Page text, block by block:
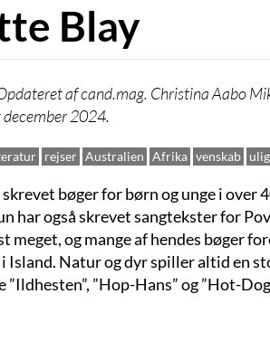
Blay
af cand.mag. Christina Aabo
2024.
rejser Australien Afrika venskab
bøger for børn og unge i over
har også skrevet sangtekster for
meget, og mange af hendes bøger
Island. Natur og dyr spiller altid en
”Ildhesten”, ”Hop-Hans” og ”Hot-